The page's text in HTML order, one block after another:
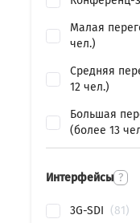
Малая
чел.)
Средняя
12 чел.)
Большая
(более 13
Интерфейсы ?
3G-SDI
81